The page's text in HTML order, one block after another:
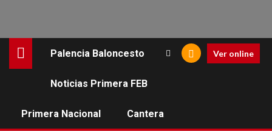
Palencia Baloncesto
Noticias Primera FEB
Primera Nacional Cantera
Ver online
de castilla y leon